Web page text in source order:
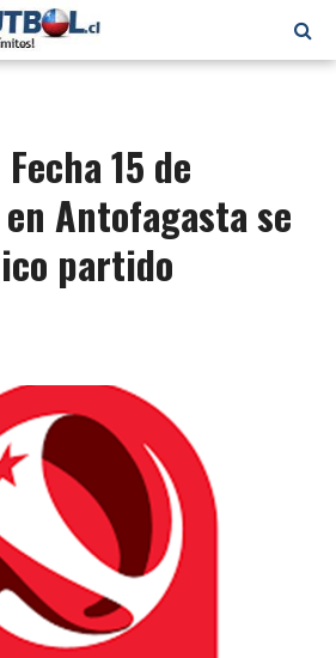
15 de
Antofagasta se
partido